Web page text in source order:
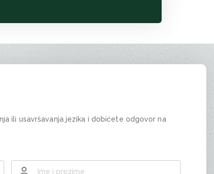
ili usavršavanja jezika i dobićete odgovor na